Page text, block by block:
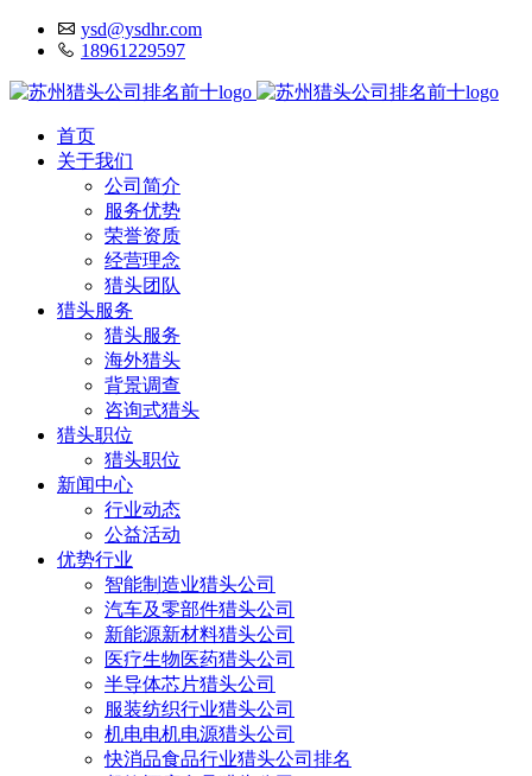
ysd@ysdhr.com
18961229597
首页
关于我们
公司简介
服务优势
荣誉资质
经营理念
猎头团队
猎头服务
猎头服务
海外猎头
背景调查
咨询式猎头
猎头职位
猎头职位
新闻中心
行业动态
公益活动
优势行业
智能制造业猎头公司
汽车及零部件猎头公司
新能源新材料猎头公司
医疗生物医药猎头公司
半导体芯片猎头公司
服装纺织行业猎头公司
机电电机电源猎头公司
快消品食品行业猎头公司排名